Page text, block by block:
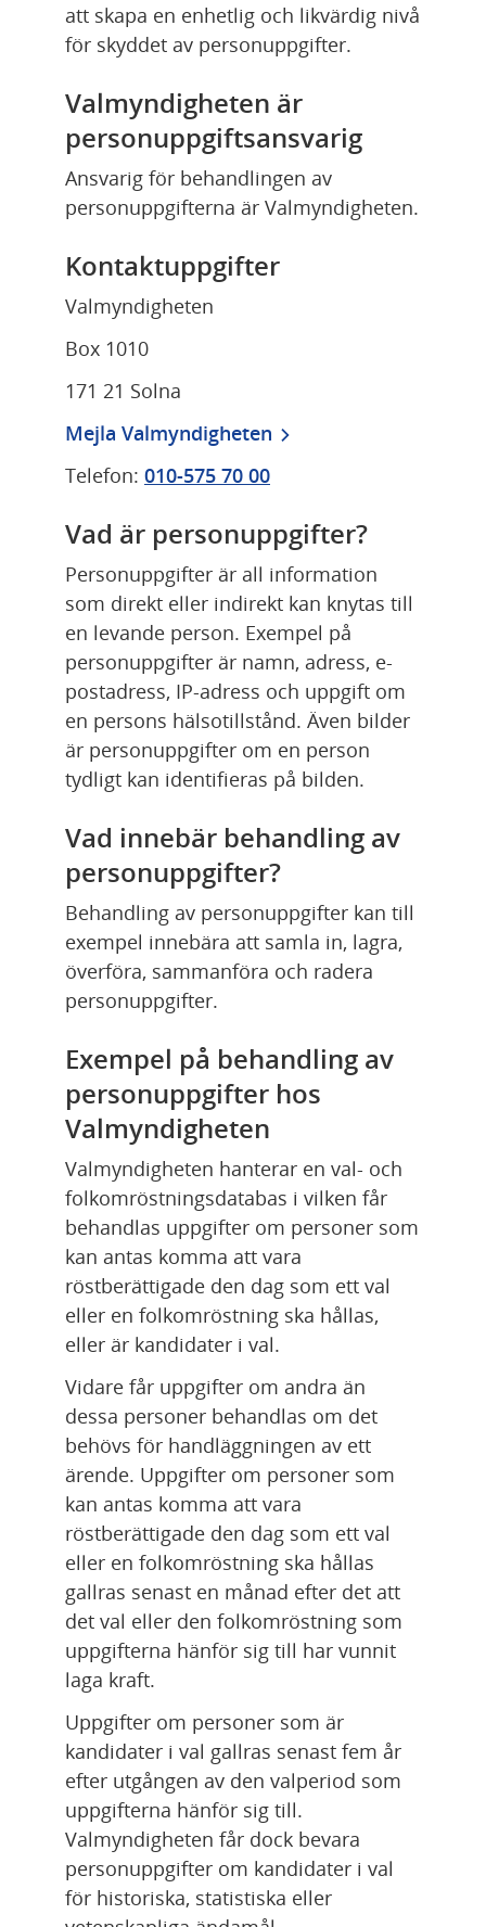
att skapa en enhetlig och likvärdig nivå
för skyddet av personuppgifter.
Valmyndigheten är
personuppgiftsansvarig
Ansvarig för behandlingen av
personuppgifterna är Valmyndigheten.
Kontaktuppgifter
Valmyndigheten
Box 1010
171 21 Solna
Mejla Valmyndigheten
Telefon: 010-575 70 00
Vad är personuppgifter?
Personuppgifter är all information
som direkt eller indirekt kan knytas till
en levande person. Exempel på
personuppgifter är namn, adress, e-
postadress, IP-adress och uppgift om
en persons hälsotillstånd. Även bilder
är personuppgifter om en person
tydligt kan identifieras på bilden.
Vad innebär behandling av
personuppgifter?
Behandling av personuppgifter kan till
exempel innebära att samla in, lagra,
överföra, sammanföra och radera
personuppgifter.
Exempel på behandling av
personuppgifter hos
Valmyndigheten
Valmyndigheten hanterar en val- och
folkomröstningsdatabas i vilken får
behandlas uppgifter om personer som
kan antas komma att vara
röstberättigade den dag som ett val
eller en folkomröstning ska hållas,
eller är kandidater i val.
Vidare får uppgifter om andra än
dessa personer behandlas om det
behövs för handläggningen av ett
ärende. Uppgifter om personer som
kan antas komma att vara
röstberättigade den dag som ett val
eller en folkomröstning ska hållas
gallras senast en månad efter det att
det val eller den folkomröstning som
uppgifterna hänför sig till har vunnit
laga kraft.
Uppgifter om personer som är
kandidater i val gallras senast fem år
efter utgången av den valperiod som
uppgifterna hänför sig till.
Valmyndigheten får dock bevara
personuppgifter om kandidater i val
för historiska, statistiska eller